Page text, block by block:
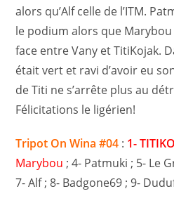
alors qu’Alf celle de l’ITM.
le podium alors que Marybou
face entre Vany et TitiKojak.
était vert et ravi d’avoir eu
de Titi ne s’arrête plus au
Félicitations le ligérien!
Tripot On Wina #04 : 1-
Marybou ; 4- Patmuki ; 5- Le
7- Alf ; 8- Badgone69 ; 9-